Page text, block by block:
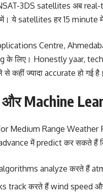
3DS satellites अब
ये satellites हर 15
Centre,
के लिए। Honestly yaar,
कहीं ज्यादा accurate हो गई है।
Machine
Medium Range Weather
में predict कर सकते हैं
analyze करते हैं
track करते हैं wind speed